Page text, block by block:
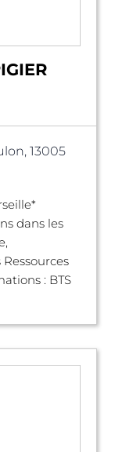
13005
dans les
: BTS